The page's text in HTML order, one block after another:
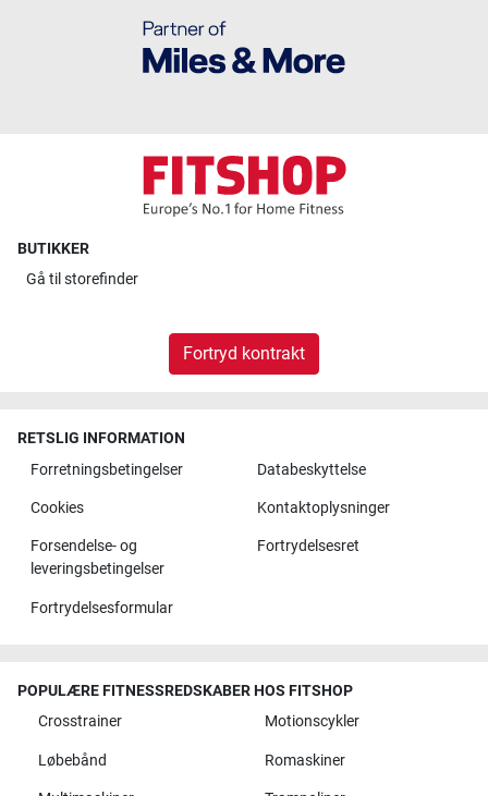
BUTIKKER
Gå til storefinder
Fortryd kontrakt
RETSLIG INFORMATION
Forretningsbetingelser
Databeskyttelse
Cookies Kontaktoplysninger
Forsendelse- og
leveringsbetingelser
Fortrydelsesret
Fortrydelsesformular
POPULÆRE FITNESSREDSKABER HOS FITSHOP
Crosstrainer
Motionscykler
Løbebånd Romaskiner